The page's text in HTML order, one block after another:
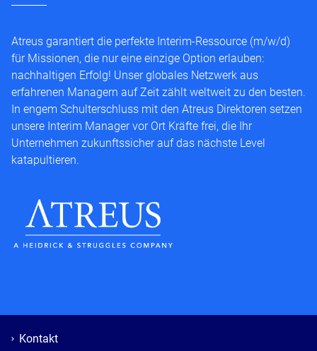
Atreus garantiert die perfekte Interim-Ressource (m/w/d)
für Missionen, die nur eine einzige Option erlauben:
nachhaltigen Erfolg! Unser globales Netzwerk aus
erfahrenen Managern auf Zeit zählt weltweit zu den besten.
In engem Schulterschluss mit den Atreus Direktoren setzen
unsere Interim Manager vor Ort Kräfte frei, die Ihr
Unternehmen zukunftssicher auf das nächste Level
katapultieren.
Kontakt